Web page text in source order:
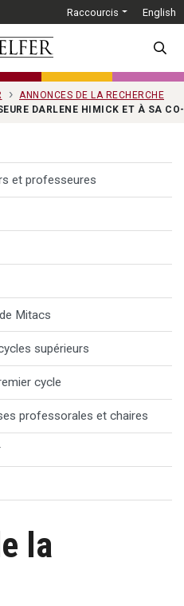
Raccourcis English
ANNONCES DE LA RECHERCHE
DARLENE HIMICK ET À SA
et professeures
Mitacs
supérieurs
cycle
professorales et chaires
la